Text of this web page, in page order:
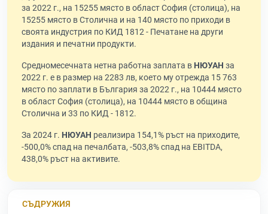
за 2022 г., на 15255 място в област София (столица), на
15255 място в Столична и на 140 място по приходи в
своята индустрия по КИД 1812 - Печатане на други
издания и печатни продукти.
Средномесечната нетна работна заплата в НЮУАН за
2022 г. е в размер на 2283 лв, което му отрежда 15 763
място по заплати в България за 2022 г., на 10444 място
в област София (столица), на 10444 място в община
Столична и 33 по КИД - 1812.
За 2024 г. НЮУАН реализира 154,1% ръст на приходите,
-500,0% спад на печалбата, -503,8% спад на EBITDA,
438,0% ръст на активите.
СЪДРУЖИЯ